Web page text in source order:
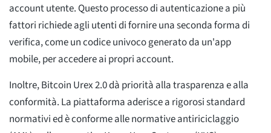
account utente. Questo processo di autenticazione a più
fattori richiede agli utenti di fornire una seconda forma di
verifica, come un codice univoco generato da un'app
mobile, per accedere ai propri account.
Inoltre, Bitcoin Urex 2.0 dà priorità alla trasparenza e alla
conformità. La piattaforma aderisce a rigorosi standard
normativi ed è conforme alle normative antiriciclaggio